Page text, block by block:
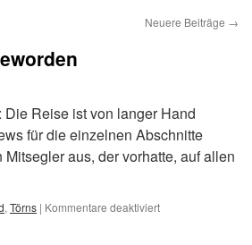
Neuere Beiträge →
Reise ist von langer Hand
für die einzelnen Abschnitte
aus, der vorhatte, auf allen
, Törns | Kommentare deaktiviertfür